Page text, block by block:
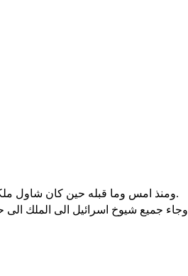
ومنذ امس وما قبله حين كان شاول ملكا كنت انت تخرج وتدخل اسرائيل وقد قال لك الرب الهك انت ترعى شعبي اسرائيل وانت تكون رئيسا لشعبي اسرائيل.
وجاء جميع شيوخ اسرائيل الى الملك